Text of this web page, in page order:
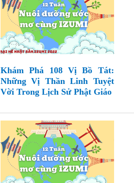
Khám Phá 108 Vị Bồ Tát:
Những Vị Thần Linh Tuyệt
Vời Trong Lịch Sử Phật Giáo